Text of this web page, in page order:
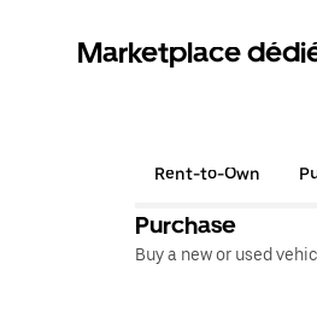
Marketplace
Rent-to-Own
Purchase
Buy a new or used